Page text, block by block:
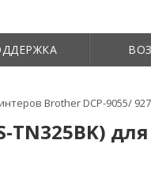
Brother DCP-9055/